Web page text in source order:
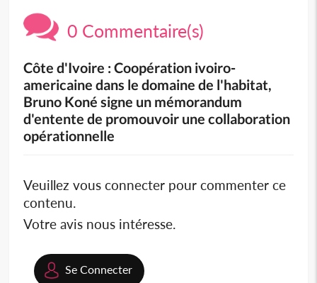
0 Commentaire(s)
Côte d'Ivoire : Coopération ivoiro-
americaine dans le domaine de l'habitat,
Bruno Koné signe un mémorandum
d'entente de promouvoir une collaboration
opérationnelle
Veuillez vous connecter pour commenter ce
contenu.
Votre avis nous intéresse.
Se Connecter